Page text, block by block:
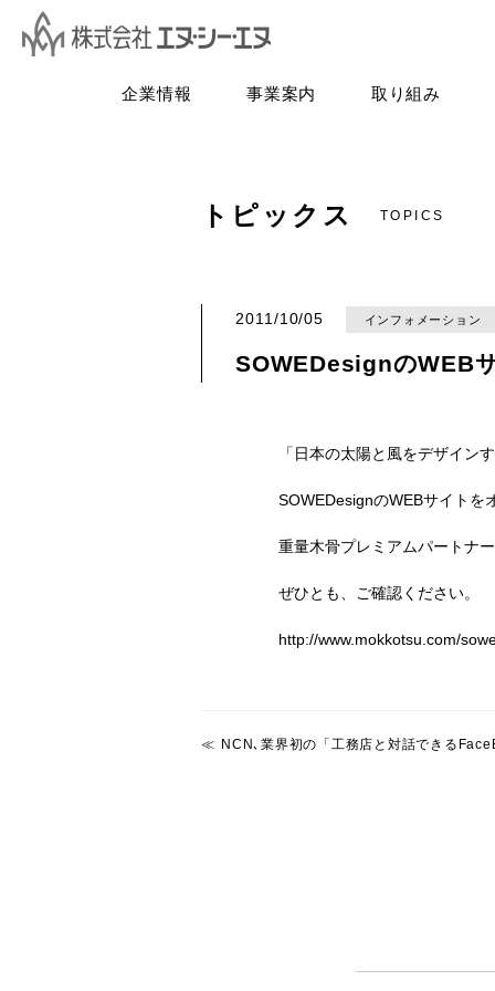
企業情報 事業案内 取り組み
トピックス TOPICS
2011/10/05 インフォメーション
SOWEDesignのWEB
「日本の太陽と風をデザイン
SOWEDesignのWEBサイトを
重量木骨プレミアムパートナ
ぜひとも、ご確認ください。
http://www.mokkotsu.com/
NCN､業界初の「工務店と対話できる